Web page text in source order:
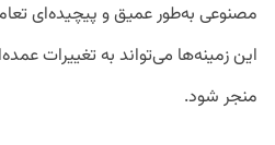
مصنوعی به‌طور عمیق و پیچیده‌ای
این زمینه‌ها می‌تواند به تغییرات
منجر شود.